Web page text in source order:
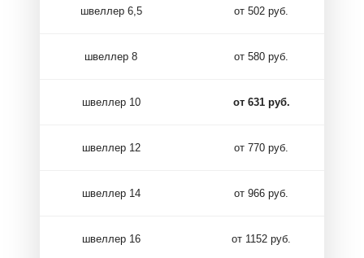
швеллер 6,5 от 502 руб.
швеллер 8 от 580 руб.
швеллер 10 от 631 руб.
швеллер 12 от 770 руб.
швеллер 14 от 966 руб.
швеллер 16 от 1152 руб.